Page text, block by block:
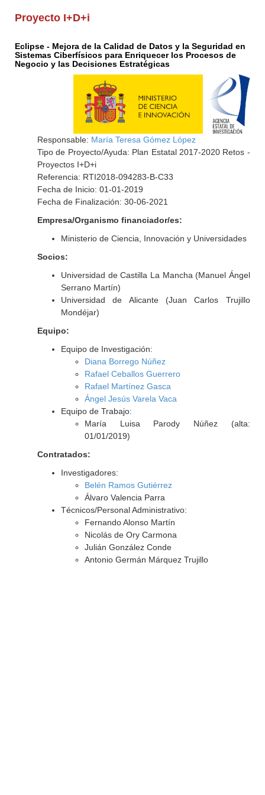
Proyecto I+D+i
Eclipse - Mejora de la Calidad de Datos y la Seguridad en
Sistemas Ciberfísicos para Enriquecer los Procesos de
Negocio y las Decisiones Estratégicas
Responsable: María Teresa Gómez López
Tipo de Proyecto/Ayuda: Plan Estatal 2017-2020 Retos -
Proyectos I+D+i
Referencia: RTI2018-094283-B-C33
Fecha de Inicio: 01-01-2019
Fecha de Finalización: 30-06-2021
Empresa/Organismo financiador/es:
Ministerio de Ciencia, Innovación y Universidades
Socios:
Universidad de Castilla La Mancha (Manuel Ángel
Serrano Martín)
Universidad de Alicante (Juan Carlos Trujillo
Mondéjar)
Equipo:
Equipo de Investigación:
Diana Borrego Núñez
Rafael Ceballos Guerrero
Rafael Martínez Gasca
Ángel Jesús Varela Vaca
Equipo de Trabajo:
María Luisa Parody Núñez (alta:
01/01/2019)
Contratados:
Investigadores:
Belén Ramos Gutiérrez
Álvaro Valencia Parra
Técnicos/Personal Administrativo:
Fernando Alonso Martín
Nicolás de Ory Carmona
Julián González Conde
Antonio Germán Márquez Trujillo